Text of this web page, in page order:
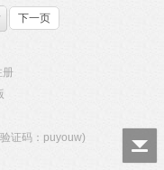
下一页
册
证码：puyouw)